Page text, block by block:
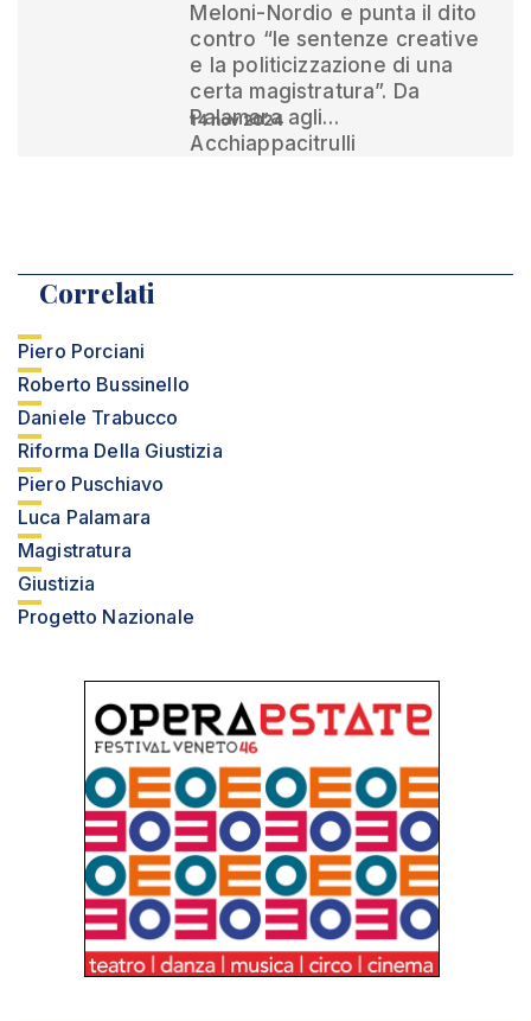
Meloni-Nordio e punta il dito
contro “le sentenze creative
e la politicizzazione di una
certa magistratura”. Da
Palamara agli…
Acchiappacitrulli
14 nov 2024
Correlati
Piero Porciani
Roberto Bussinello
Daniele Trabucco
Riforma Della Giustizia
Piero Puschiavo
Luca Palamara
Magistratura
Giustizia
Progetto Nazionale